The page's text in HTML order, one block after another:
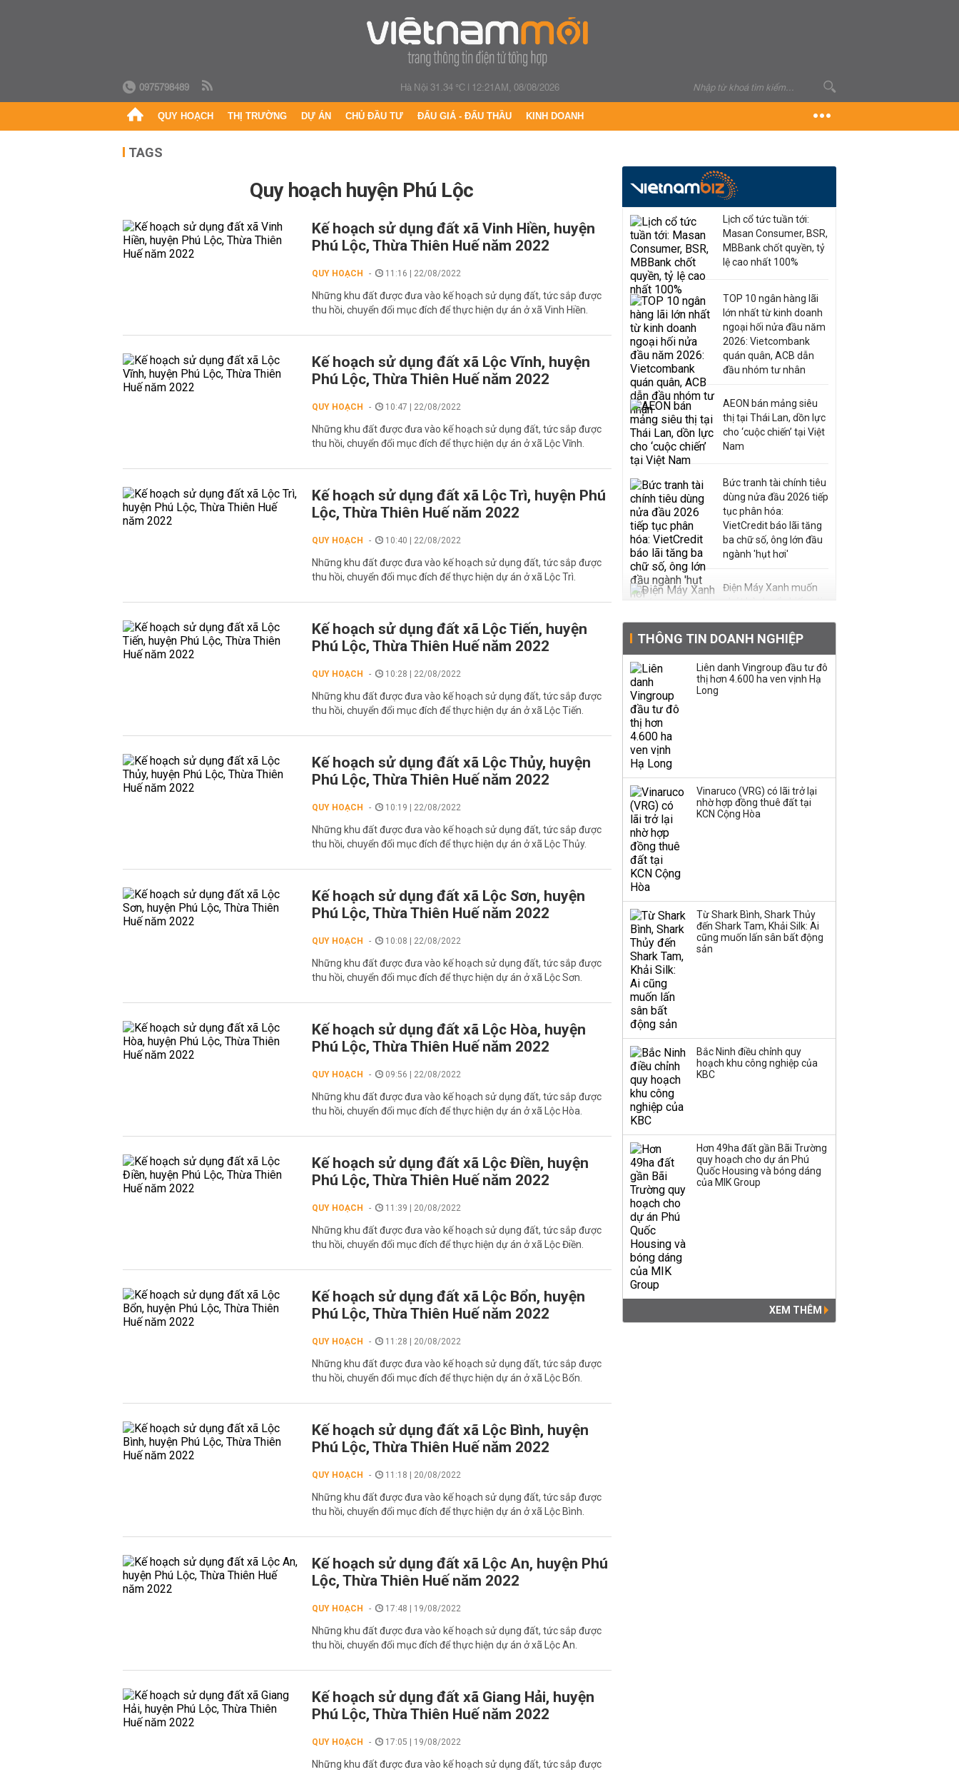
0975798489 Hà Nội 31.34 °C| 12:21AM, 08/08/2026
QUY HOẠCH THỊ TRƯỜNG DỰ ÁN CHỦ ĐẦU TƯ ĐẤU GIÁ - ĐẤU THẦU KINH DOANH
TAGS
Quy hoạch huyện Phú Lộc
Kế hoạch sử dụng đất xã Vinh Hiền, huyện
Phú Lộc, Thừa Thiên Huế năm 2022
QUY HOẠCH 11:16 | 22/08/2022
Những khu đất được đưa vào kế hoạch sử dụng đất, tức sắp được
thu hồi, chuyển đổi mục đích để thực hiện dự án ở xã Vinh Hiền.
Kế hoạch sử dụng đất xã Lộc Vĩnh, huyện
Phú Lộc, Thừa Thiên Huế năm 2022
QUY HOẠCH 10:47 | 22/08/2022
Những khu đất được đưa vào kế hoạch sử dụng đất, tức sắp được
thu hồi, chuyển đổi mục đích để thực hiện dự án ở xã Lộc Vĩnh.
Kế hoạch sử dụng đất xã Lộc Trì, huyện Phú
Lộc, Thừa Thiên Huế năm 2022
QUY HOẠCH 10:40 | 22/08/2022
Những khu đất được đưa vào kế hoạch sử dụng đất, tức sắp được
thu hồi, chuyển đổi mục đích để thực hiện dự án ở xã Lộc Trì.
Kế hoạch sử dụng đất xã Lộc Tiến, huyện
Phú Lộc, Thừa Thiên Huế năm 2022
QUY HOẠCH 10:28 | 22/08/2022
Những khu đất được đưa vào kế hoạch sử dụng đất, tức sắp được
thu hồi, chuyển đổi mục đích để thực hiện dự án ở xã Lộc Tiến.
Kế hoạch sử dụng đất xã Lộc Thủy, huyện
Phú Lộc, Thừa Thiên Huế năm 2022
QUY HOẠCH 10:19 | 22/08/2022
Những khu đất được đưa vào kế hoạch sử dụng đất, tức sắp được
thu hồi, chuyển đổi mục đích để thực hiện dự án ở xã Lộc Thủy.
Kế hoạch sử dụng đất xã Lộc Sơn, huyện
Phú Lộc, Thừa Thiên Huế năm 2022
QUY HOẠCH 10:08 | 22/08/2022
Những khu đất được đưa vào kế hoạch sử dụng đất, tức sắp được
thu hồi, chuyển đổi mục đích để thực hiện dự án ở xã Lộc Sơn.
Kế hoạch sử dụng đất xã Lộc Hòa, huyện
Phú Lộc, Thừa Thiên Huế năm 2022
QUY HOẠCH 09:56 | 22/08/2022
Những khu đất được đưa vào kế hoạch sử dụng đất, tức sắp được
thu hồi, chuyển đổi mục đích để thực hiện dự án ở xã Lộc Hòa.
Kế hoạch sử dụng đất xã Lộc Điền, huyện
Phú Lộc, Thừa Thiên Huế năm 2022
QUY HOẠCH 11:39 | 20/08/2022
Những khu đất được đưa vào kế hoạch sử dụng đất, tức sắp được
thu hồi, chuyển đổi mục đích để thực hiện dự án ở xã Lộc Điền.
Kế hoạch sử dụng đất xã Lộc Bổn, huyện
Phú Lộc, Thừa Thiên Huế năm 2022
QUY HOẠCH 11:28 | 20/08/2022
Những khu đất được đưa vào kế hoạch sử dụng đất, tức sắp được
thu hồi, chuyển đổi mục đích để thực hiện dự án ở xã Lộc Bổn.
Kế hoạch sử dụng đất xã Lộc Bình, huyện
Phú Lộc, Thừa Thiên Huế năm 2022
QUY HOẠCH 11:18 | 20/08/2022
Những khu đất được đưa vào kế hoạch sử dụng đất, tức sắp được
thu hồi, chuyển đổi mục đích để thực hiện dự án ở xã Lộc Bình.
Kế hoạch sử dụng đất xã Lộc An, huyện Phú
Lộc, Thừa Thiên Huế năm 2022
QUY HOẠCH 17:48 | 19/08/2022
Những khu đất được đưa vào kế hoạch sử dụng đất, tức sắp được
thu hồi, chuyển đổi mục đích để thực hiện dự án ở xã Lộc An.
Kế hoạch sử dụng đất xã Giang Hải, huyện
Phú Lộc, Thừa Thiên Huế năm 2022
QUY HOẠCH 17:05 | 19/08/2022
Những khu đất được đưa vào kế hoạch sử dụng đất, tức sắp được
Lịch cổ tức tuần tới:
Masan Consumer, BSR,
MBBank chốt quyền, tỷ
lệ cao nhất 100%
TOP 10 ngân hàng lãi
lớn nhất từ kinh doanh
ngoại hối nửa đầu năm
2026: Vietcombank
quán quân, ACB dẫn
đầu nhóm tư nhân
AEON bán mảng siêu
thị tại Thái Lan, dồn lực
cho ‘cuộc chiến’ tại Việt
Nam
Bức tranh tài chính tiêu
dùng nửa đầu 2026 tiếp
tục phân hóa:
VietCredit báo lãi tăng
ba chữ số, ông lớn đầu
ngành 'hụt hơi'
Điện Máy Xanh muốn
phát hành cổ phiếu với
Sau nhịp điều chỉnh
mạnh, CTCK nhìn thấy
thanh lý toàn bộ cửa
hàng
Công ty 100 tỷ của
Huấn Hoa Hồng bỗng
dưng ‘biến mất’, một
THÔNG TIN DOANH NGHIỆP
Liên danh Vingroup đầu tư đô
thị hơn 4.600 ha ven vịnh Hạ
Long
Vinaruco (VRG) có lãi trở lại
nhờ hợp đồng thuê đất tại
KCN Cộng Hòa
Từ Shark Bình, Shark Thủy
đến Shark Tam, Khải Silk: Ai
cũng muốn lấn sân bất động
sản
Bắc Ninh điều chỉnh quy
hoạch khu công nghiệp của
KBC
Hơn 49ha đất gần Bãi Trường
quy hoạch cho dự án Phú
Quốc Housing và bóng dáng
của MIK Group
XEM THÊM